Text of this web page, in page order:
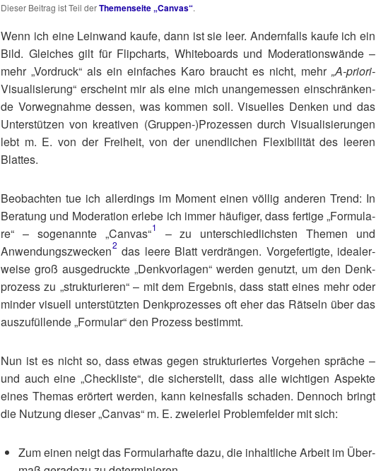
Die­ser Bei­trag ist Teil derThe­men­sei­te „Can­vas“.
Wenn ich eine Lein­wand kau­fe, dann ist sie leer. Andern­falls kau­fe ich ein
Bild. Glei­ches gilt für Flip­charts, White­boards und Mode­ra­ti­ons­wän­de –
mehr „Vor­druck“ als ein ein­fa­ches Karo braucht es nicht, mehr „A‑prio­ri-
Visua­li­sie­rung“ erscheint mir als eine mich unan­ge­mes­sen ein­schrän­ken­
de Vor­weg­nah­me des­sen, was kom­men soll. Visu­el­les Den­ken und das
Unter­stüt­zen von krea­ti­ven (Gruppen‑)​Prozessen durch Visua­li­sie­run­gen
lebt m. E. von der Frei­heit, von der unend­li­chen Fle­xi­bi­li­tät des lee­ren
Blattes.
Beob­ach­ten tue ich aller­dings im Moment einen völ­lig ande­ren Trend: In
Bera­tung und Mode­ra­ti­on erle­be ich immer häu­fi­ger, dass fer­ti­ge „For­mu­la­
re“ – soge­nann­te „Can­vas“​1
– zu unter­schied­lichs­ten The­men und
Anwendungszwecken​2 das lee­re Blatt ver­drän­gen. Vor­ge­fer­tig­te, idea­ler­
wei­se groß aus­ge­druck­te „Denk­vor­la­gen“ wer­den genutzt, um den Denk­
pro­zess zu „struk­tu­rie­ren“ – mit dem Ergeb­nis, dass statt eines mehr oder
min­der visu­ell unter­stütz­ten Denk­pro­zes­ses oft eher das Rät­seln über das
aus­zu­fül­len­de „For­mu­lar“ den Pro­zess bestimmt.
Nun ist es nicht so, dass etwas gegen struk­tu­rier­tes Vor­ge­hen sprä­che –
und auch eine „Check­lis­te“, die sicher­stellt, dass alle wich­ti­gen Aspek­te
eines The­mas erör­tert wer­den, kann kei­nes­falls scha­den. Den­noch bringt
die Nut­zung die­ser „Can­vas“ m. E. zwei­er­lei Pro­blem­fel­der mit sich:
Zum einen neigt das For­mu­lar­haf­te dazu, die inhalt­li­che Arbeit im Über­